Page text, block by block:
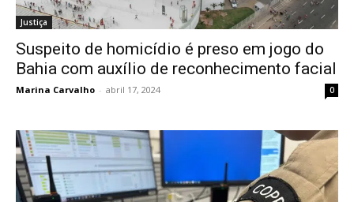
Justiça
Suspeito de homicídio é preso em jogo do
Bahia com auxílio de reconhecimento facial
Marina Carvalho - abril 17, 2024 0